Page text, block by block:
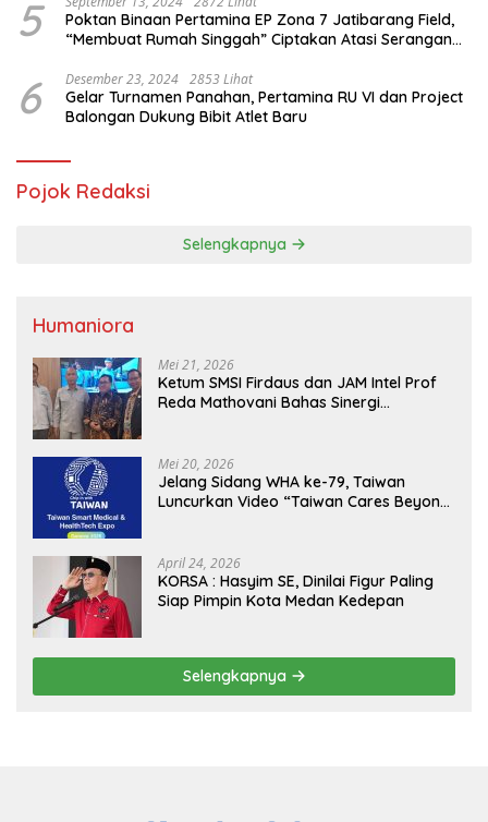
5
Poktan Binaan Pertamina EP Zona 7 Jatibarang Field,
“Membuat Rumah Singgah” Ciptakan Atasi Serangan
6 Desember 23, 2024 2853 Lihat
Gelar Turnamen Panahan, Pertamina RU VI dan Project
Balongan Dukung Bibit Atlet Baru
Pojok Redaksi
Selengkapnya
Humaniora
Mei 21, 2026
Ketum SMSI Firdaus dan JAM Intel Prof
Reda Mathovani Bahas Sinergi
MBG, Perkuat Pengawasan Program
Pemerintah
Mei 20, 2026
Jelang Sidang WHA ke-79, Taiwan
Luncurkan Video “Taiwan Cares Beyond
April 24, 2026
KORSA : Hasyim SE, Dinilai Figur Paling
Siap Pimpin Kota Medan Kedepan
Selengkapnya